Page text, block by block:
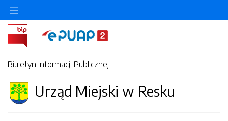
Biuletyn Informacji Publicznej
Urząd Miejski w Resku